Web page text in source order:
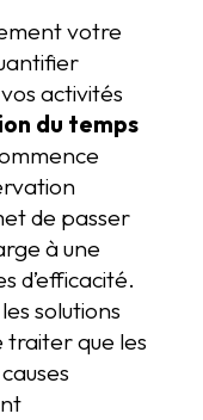
votre
activités
du temps
de passer
à une
d’efficacité.
solutions
traiter que les